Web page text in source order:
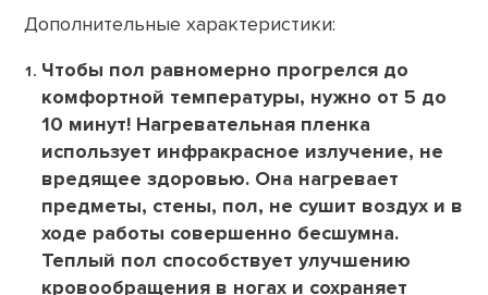
Дополнительные характеристики:
Чтобы пол равномерно прогрелся до
комфортной температуры, нужно от 5 до
10 минут! Нагревательная пленка
использует инфракрасное излучение, не
вредящее здоровью. Она нагревает
предметы, стены, пол, не сушит воздух и в
ходе работы совершенно бесшумна.
Теплый пол способствует улучшению
кровообращения в ногах и сохраняет